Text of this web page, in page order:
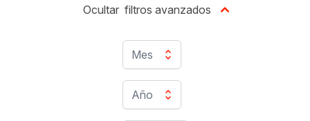
Mes
Año
Ocultar filtros avanzados